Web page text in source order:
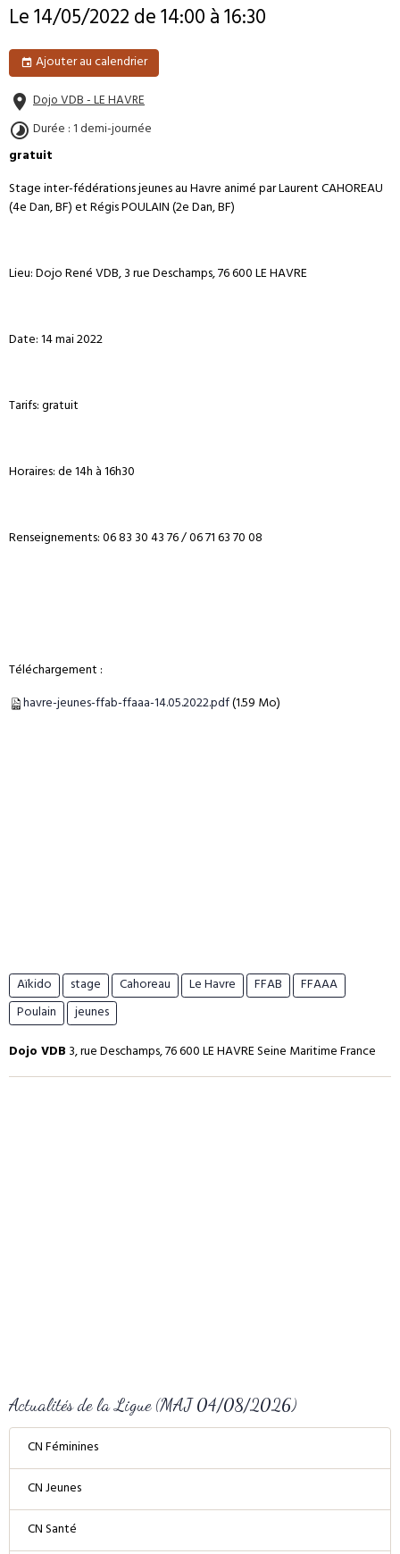
Le 14/05/2022de 14:00à 16:30
Ajouter au calendrier
Dojo VDB - LE HAVRE
Durée : 1 demi-journée
gratuit
Stage inter-fédérations jeunes au Havre animé par Laurent CAHOREAU
(4e Dan, BF) et Régis POULAIN (2e Dan, BF)
Lieu: Dojo René VDB, 3 rue Deschamps, 76 600 LE HAVRE
Date: 14 mai 2022
Tarifs: gratuit
Horaires: de 14h à 16h30
Renseignements: 06 83 30 43 76 / 06 71 63 70 08
Téléchargement :
havre-jeunes-ffab-ffaaa-14.05.2022.pdf(1.59 Mo)
Aïkido stage Cahoreau Le Havre FFAB
FFAAA
Poulain
jeunes
Dojo VDB3, rue Deschamps, 76 600 LE HAVRE Seine Maritime France
Actualités de la Ligue (MAJ 04/08/2026)
CN Féminines
CN Jeunes
CN Santé